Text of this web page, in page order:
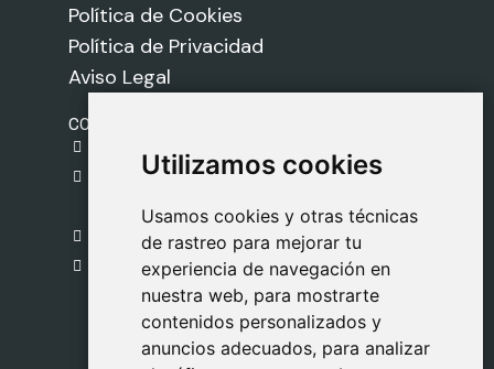
Utilizamos cookies
Usamos cookies y otras técnicas
de rastreo para mejorar tu
experiencia de navegación en
nuestra web, para mostrarte
contenidos personalizados y
anuncios adecuados, para analizar
Utilizamos cookies
Usamos cookies y otras técnicas
de rastreo para mejorar tu
experiencia de navegación en
nuestra web, para mostrarte
contenidos personalizados y
anuncios adecuados, para analizar
Política de Cookies
Política de Privacidad
Aviso Legal
CONTACTO
C. del Pradillo, 6, 28770 Colmenar Viejo,
Madrid
918 459 877
Lunes a Viernes
09:00 - 13:00